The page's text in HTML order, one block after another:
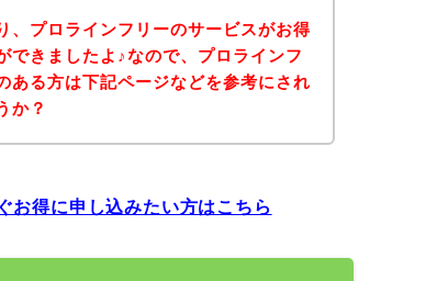
、プロラインフリーのサービスがお得
できましたよ♪なので、プロラインフ
ある方は下記ページなどを参考にされ
か？
お得に申し込みたい方はこちら